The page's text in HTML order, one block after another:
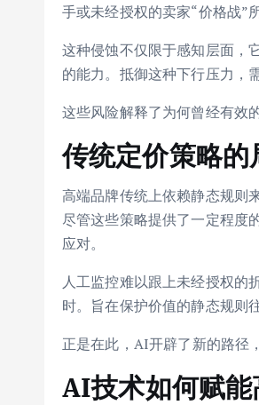
手或未经授权的卖家“价格战”
这种侵蚀不仅限于感知层面，
的能力。抵御这种下行压力，
这些风险解释了为何曾经有效
传统定价策略的
高端品牌传统上依赖静态规则
尽管这些策略提供了一定程度
应对。
人工监控难以跟上未经授权的
时。旨在保护价值的静态规则
正是在此，AI开辟了新的路径
AI技术如何赋